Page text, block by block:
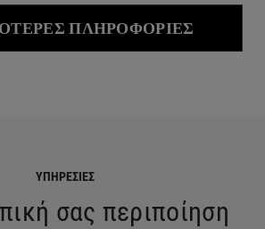
ΠΛΗΡΟΦΟΡΊΕΣ
ΥΠΗΡΕΣΊΕΣ
σας περιποίηση